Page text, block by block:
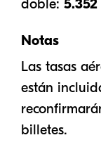
doble:
Notas
Las tasas
están
billetes.